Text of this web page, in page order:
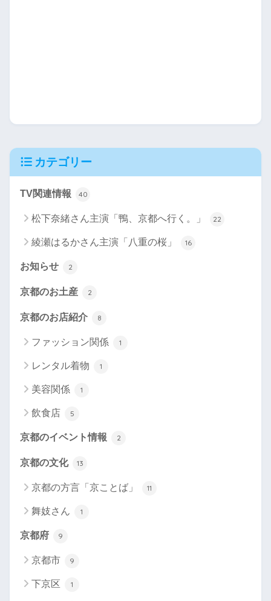
カテゴリー
TV関連情報 40
松下奈緒さん主演「鴨、京都へ行く。」 22
綾瀬はるかさん主演「八重の桜」 16
お知らせ 2
京都のお土産 2
京都のお店紹介 8
ファッション関係 1
レンタル着物 1
美容関係 1
飲食店 5
京都のイベント情報 2
京都の文化 13
京都の方言「京ことば」 11
舞妓さん 1
京都府 9
京都市 9
下京区 1